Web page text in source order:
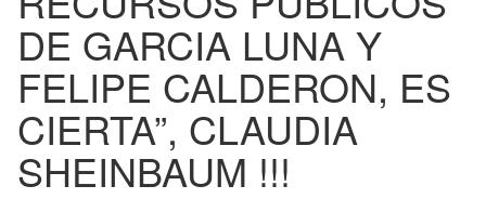
DE GARCIA LUNA Y
FELIPE CALDERON, ES
CIERTA”, CLAUDIA
SHEINBAUM !!!